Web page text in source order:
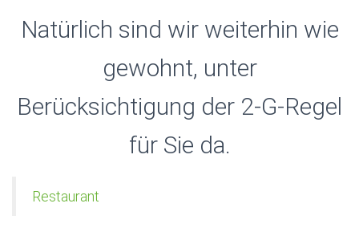
Natürlich sind wir weiterhin wie
gewohnt, unter
Berücksichtigung der 2-G-Regel
für Sie da.
Restaurant